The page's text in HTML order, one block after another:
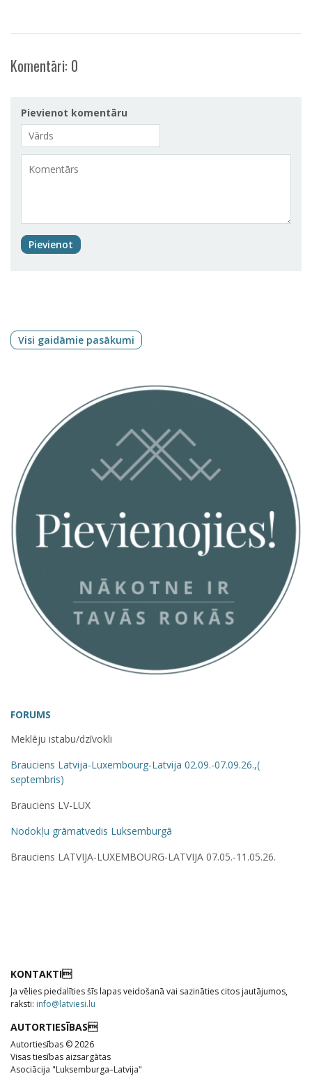
Komentāri: 0
Pievienot komentāru
Pievienot
Visi gaidāmie pasākumi
FORUMS
Meklēju istabu/dzīvokli
Brauciens Latvija-Luxembourg-Latvija 02.09.-07.09.26.,(
septembris)
Brauciens LV-LUX
Nodokļu grāmatvedis Luksemburgā
Brauciens LATVIJA-LUXEMBOURG-LATVIJA 07.05.-11.05.26.
KONTAKTI
Ja vēlies piedalīties šīs lapas veidošanā vai sazināties citos jautājumos,
raksti: info@latviesi.lu
AUTORTIESĪBAS
Autortiesības © 2026
Visas tiesības aizsargātas
Asociācija "Luksemburga–Latvija"